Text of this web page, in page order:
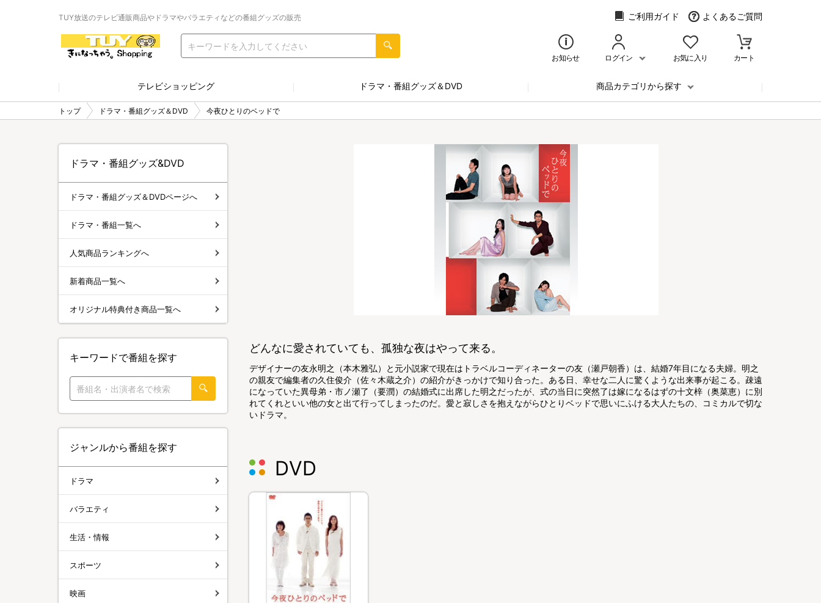
TUY放送のテレビ通販商品やドラマやバラエティなどの番組グッズの販売 ご利用ガイド よくあるご質問
お知らせ ログイン お気に入り カート
テレビショッピング ドラマ・番組グッズ＆DVD 商品カテゴリから探す
トップ ドラマ・番組グッズ＆DVD 今夜ひとりのベッドで
どんなに愛されていても、孤独な夜はやって来る。
デザイナーの友永明之（本木雅弘）と元小説家で現在はトラベルコーディネーターの友（瀬戸朝香）は、結婚7年目になる夫婦。明之
の親友で編集者の久住俊介（佐々木蔵之介）の紹介がきっかけで知り合った。ある日、幸せな二人に驚くような出来事が起こる。疎遠
になっていた異母弟・市ノ瀬了（要潤）の結婚式に出席した明之だったが、式の当日に突然了は嫁になるはずの十文梓（奥菜恵）に別
れてくれといい他の女と出て行ってしまったのだ。愛と寂しさを抱えながらひとりベッドで思いにふける大人たちの、コミカルで切な
いドラマ。
DVD
ドラマ・番組グッズ&DVD
ドラマ・番組グッズ＆DVDページへ
ドラマ・番組一覧へ
人気商品ランキングへ
新着商品一覧へ
オリジナル特典付き商品一覧へ
キーワードで番組を探す
ジャンルから番組を探す
ドラマ
バラエティ
生活・情報
スポーツ
映画